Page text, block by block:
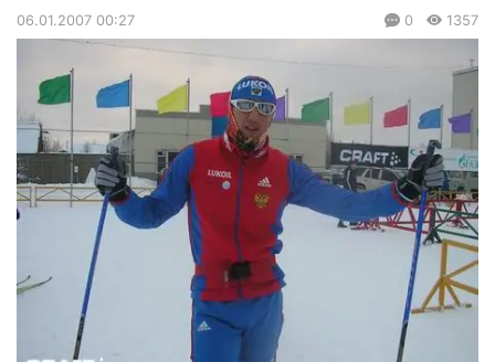
06.01.2007 00:27 0 1357